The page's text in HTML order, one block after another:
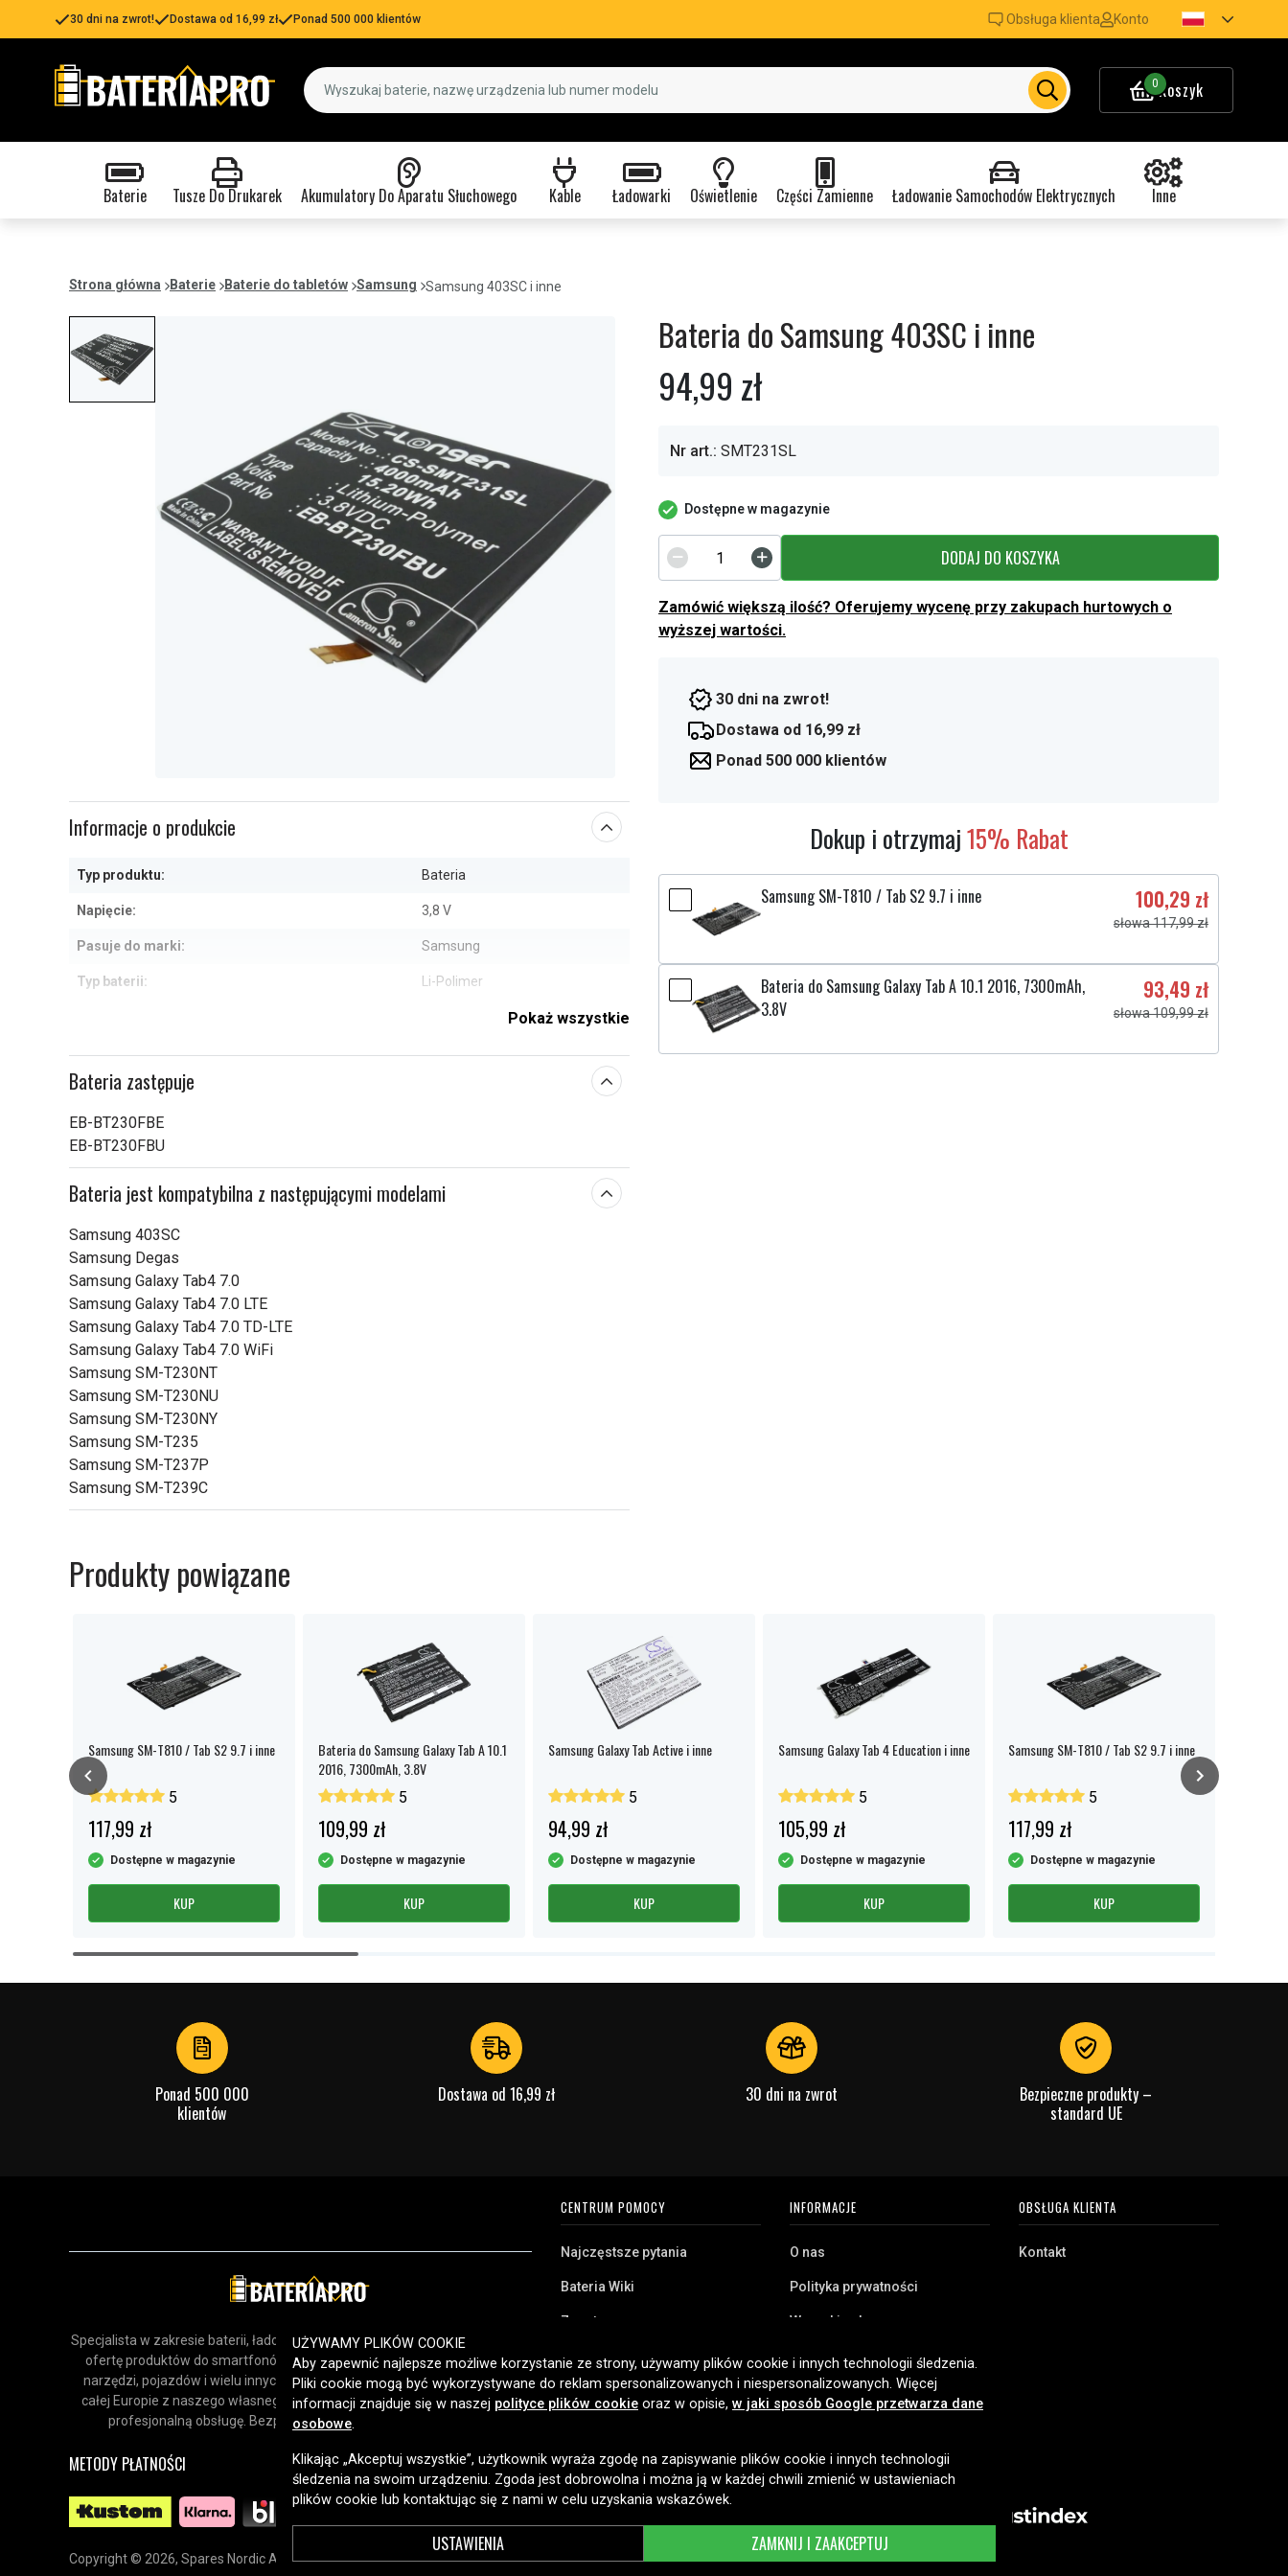
30 dni na zwrot! Dostawa od 16,99 zł Ponad 500 000 klientów Obsługa klienta Konto
0Koszyk
Baterie Tusze Do Drukarek Akumulatory Do Aparatu Słuchowego Kable Ładowarki Oświetlenie Części Zamienne Ładowanie Samochodów Elektrycznych Inne
Strona główna Baterie Baterie do tabletów Samsung Samsung 403SC i inne
of
Informacje o produkcie
Typ produktu: Bateria
Napięcie: 3,8 V
Pasuje do marki: Samsung
Typ baterii: Li-Polimer
Wymiary: 99,98 x 77,45 x 4,10 mm
Pojemność:
Pokaż wszystkie
Bateria zastępuje
EB-BT230FBE
EB-BT230FBU
Bateria jest kompatybilna z następującymi modelami
Samsung 403SC
Samsung Degas
Samsung Galaxy Tab4 7.0
Samsung Galaxy Tab4 7.0 LTE
Samsung Galaxy Tab4 7.0 TD-LTE
Samsung Galaxy Tab4 7.0 WiFi
Samsung SM-T230NT
Samsung SM-T230NU
Samsung SM-T230NY
Samsung SM-T235
Samsung SM-T237P
Samsung SM-T239C
Bateria do Samsung 403SC i inne
94,99 zł
Nr art.: SMT231SL
Dostępne w magazynie
DODAJ DO KOSZYKA
Zamówić większą ilość? Oferujemy wycenę przy zakupach hurtowych o
wyższej wartości.
30 dni na zwrot!
Dostawa od 16,99 zł
Ponad 500 000 klientów
Dokup i otrzymaj15% Rabat
Samsung SM-T810 / Tab S2 9.7 i inne 100,29 zł
słowa 117,99 zł
Bateria do Samsung Galaxy Tab A 10.1 2016, 7300mAh,
3.8V
93,49 zł
słowa 109,99 zł
Produkty powiązane
Samsung SM-T810 / Tab S2 9.7 i inne
5
117,99 zł
Dostępne w magazynie
KUP
Bateria do Samsung Galaxy Tab A 10.1
2016, 7300mAh, 3.8V
5
109,99 zł
Dostępne w magazynie
KUP
Samsung Galaxy Tab Active i inne
5
94,99 zł
Dostępne w magazynie
KUP
Samsung Galaxy Tab 4 Education i inne
5
105,99 zł
Dostępne w magazynie
KUP
Samsung SM-T810 / Tab S2 9.7 i inne
5
117,99 zł
Dostępne w magazynie
KUP
Item
Ponad 500 000
klientów
Dostawa od 16,99 zł 30 dni na zwrot
Bezpieczne produkty –
standard UE
Specjalista w zakresie baterii, ładowarek i akcesoriów. Odkryj naszą szeroką
ofertę produktów do smartfonów, urządzeń gospodarstwa domowego,
narzędzi, pojazdów i wielu innych zastosowań. Dostarczamy klientom w
całej Europie z naszego własnego magazynu, oferując szybką dostawę i
profesjonalną obsługę. Bezpieczne zakupy online od 2006 roku.
CENTRUM POMOCY
Najczęstsze pytania
Bateria Wiki
Zwrot
Klient biznesowy
Jaką baterię posiadam?
INFORMACJE
O nas
Polityka prywatności
Warunki zakupu
Pliki cookie
OBSŁUGA KLIENTA
Kontakt
METODY PŁATNOŚCI OPCJE DOSTAWY
Copyright © 2026, Spares Nordic AB
UŻYWAMY PLIKÓW COOKIE
Aby zapewnić najlepsze możliwe korzystanie ze strony, używamy plików cookie i innych technologii śledzenia.
Pliki cookie mogą być wykorzystywane do reklam spersonalizowanych i niespersonalizowanych. Więcej
informacji znajduje się w naszej polityce plików cookie oraz w opisie, w jaki sposób Google przetwarza dane
osobowe.
Klikając „Akceptuj wszystkie”, użytkownik wyraża zgodę na zapisywanie plików cookie i innych technologii
śledzenia na swoim urządzeniu. Zgoda jest dobrowolna i można ją w każdej chwili zmienić w ustawieniach
plików cookie lub kontaktując się z nami w celu uzyskania wskazówek.
USTAWIENIA ZAMKNIJ I ZAAKCEPTUJ